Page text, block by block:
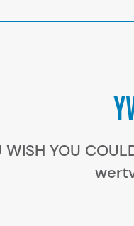
WISH YOU